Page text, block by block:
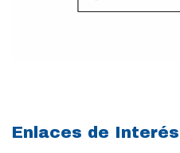
Enlaces de Interés